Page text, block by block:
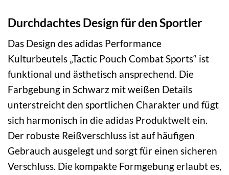
Durchdachtes Design für den Sportler
Das Design des adidas Performance
Kulturbeutels „Tactic Pouch Combat Sports“ ist
funktional und ästhetisch ansprechend. Die
Farbgebung in Schwarz mit weißen Details
unterstreicht den sportlichen Charakter und fügt
sich harmonisch in die adidas Produktwelt ein.
Der robuste Reißverschluss ist auf häufigen
Gebrauch ausgelegt und sorgt für einen sicheren
Verschluss. Die kompakte Formgebung erlaubt es,